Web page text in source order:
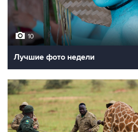
10
Лучшие фото недели